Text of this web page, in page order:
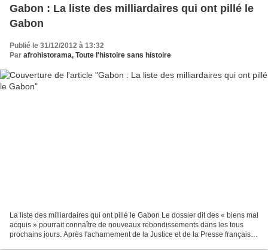
Gabon : La liste des milliardaires qui ont pillé le
Gabon
Publié le 31/12/2012 à 13:32
Par afrohistorama, Toute l'histoire sans histoire
La liste des milliardaires qui ont pillé le Gabon Le dossier dit des « biens mal
acquis » pourrait connaître de nouveaux rebondissements dans les tous
prochains jours. Après l'acharnement de la Justice et de la Presse française